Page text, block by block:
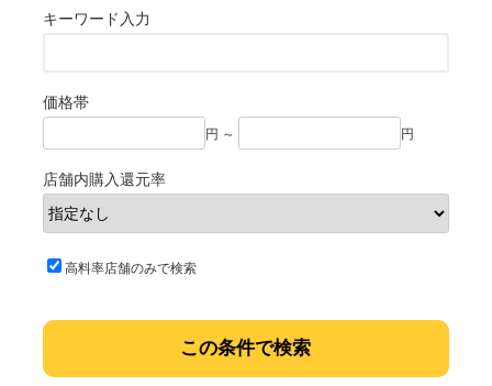
キーワード入力
価格帯
円 ～ 円
店舗内購入還元率
高料率店舗のみで検索